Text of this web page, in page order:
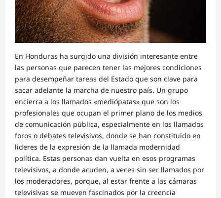
En Honduras ha surgido una división interesante entre
las personas que parecen tener las mejores condiciones
para desempeñar tareas del Estado que son clave para
sacar adelante la marcha de nuestro país. Un grupo
encierra a los llamados «mediópatas» que son los
profesionales que ocupan el primer plano de los medios
de comunicación pública, especialmente en los llamados
foros o debates televisivos, donde se han constituido en
lideres de la expresión de la llamada modernidad
política. Estas personas dan vuelta en esos programas
televisivos, a donde acuden, a veces sin ser llamados por
los moderadores, porque, al estar frente a las cámaras
televisivas se mueven fascinados por la creencia